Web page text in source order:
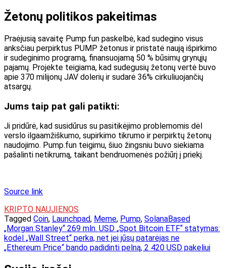
Žetonų politikos pakeitimas
Praėjusią savaitę Pump.fun paskelbė, kad sudegino visus
anksčiau perpirktus PUMP žetonus ir pristatė naują išpirkimo
ir sudeginimo programą, finansuojamą 50 % būsimų grynųjų
pajamų. Projekte teigiama, kad sudegusių žetonų vertė buvo
apie 370 milijonų JAV dolerių ir sudarė 36% cirkuliuojančių
atsargų.
Jums taip pat gali patikti:
Ji pridūrė, kad susidūrus su pasitikėjimo problemomis dėl
verslo ilgaamžiškumo, supirkimo tikrumo ir perpirktų žetonų
naudojimo. Pump.fun teigimu, šiuo žingsniu buvo siekiama
pašalinti netikrumą, taikant bendruomenės požiūrį į priekį.
Source link
KRIPTO NAUJIENOS
Tagged Coin, Launchpad, Meme, Pump, SolanaBased
Navigacija
tarp
„Morgan Stanley“ 269 mln. USD „Spot Bitcoin ETF“ statymas:
kodėl „Wall Street“ perka, net jei jūsų patarėjas ne
„Ethereum Price“ bando padidinti pelną, 2 420 USD pakeliui